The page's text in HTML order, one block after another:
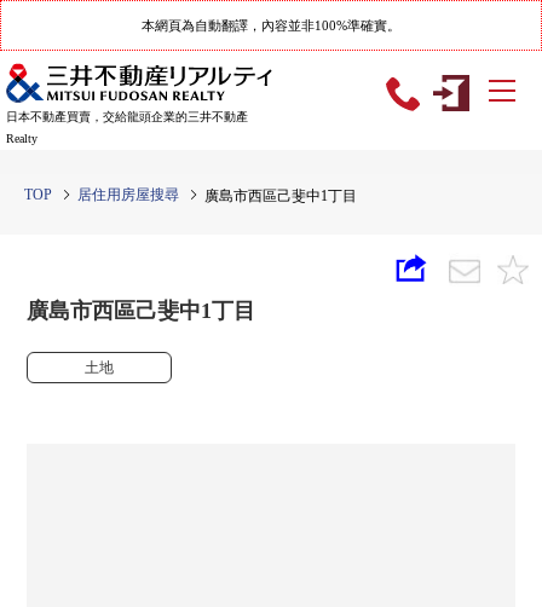
本網頁為自動翻譯，內容並非100%準確實。
日本不動產買賣，交給龍頭企業的三井不動產
Realty
TOP 居住用房屋搜尋 廣島市西區己斐中1丁目
廣島市西區己斐中1丁目
土地